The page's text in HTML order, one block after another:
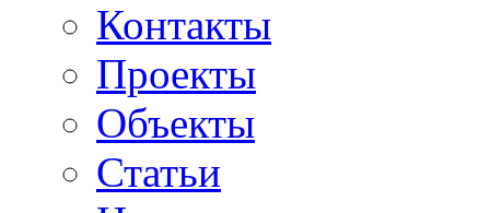
Контакты
Проекты
Объекты
Статьи